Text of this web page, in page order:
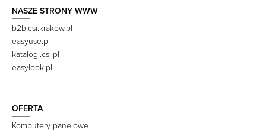
NASZE STRONY WWW
b2b.csi.krakow.pl
easyuse.pl
katalogi.csi.pl
easylook.pl
OFERTA
Komputery panelowe